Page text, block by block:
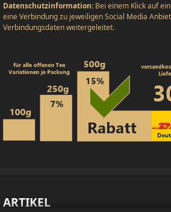
Datenschutzinformation: Bei einem Klick auf
eine Verbindung zu jeweiligen Social Media
Verbindungsdaten weitergeleitet.
ARTIKEL